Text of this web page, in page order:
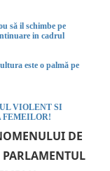
să il schimbe pe
in cadrul
este o palmă pe
VIOLENT SI
FEMEILOR!
DE